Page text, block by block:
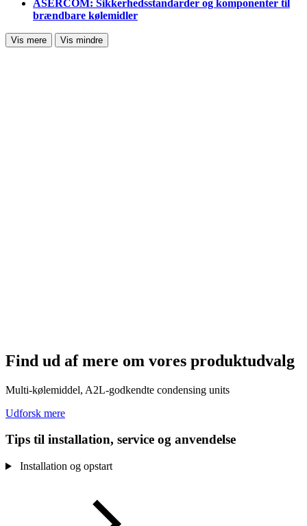
ASERCOM: Sikkerhedsstandarder og komponenter til
brændbare kølemidler
Vis mere Vis mindre
Find ud af mere om vores produktudvalg
Multi-kølemiddel, A2L-godkendte condensing units
Udforsk mere
Tips til installation, service og anvendelse
Installation og opstart